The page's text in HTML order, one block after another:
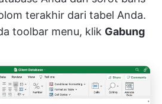
terakhir dari tabel Anda.
toolbar menu, klik Gabung